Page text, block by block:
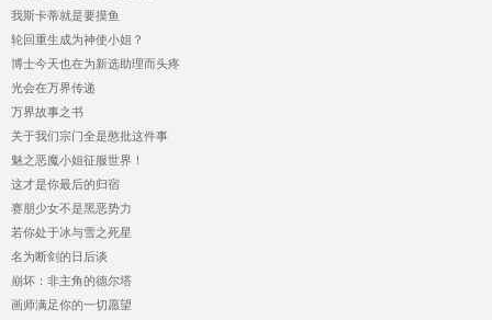
我斯卡蒂就是要摸鱼
轮回重生成为神使小姐？
博士今天也在为新选助理而头疼
光会在万界传递
万界故事之书
关于我们宗门全是憨批这件事
魅之恶魔小姐征服世界！
这才是你最后的归宿
赛朋少女不是黑恶势力
若你处于冰与雪之死星
名为断剑的日后谈
崩坏：非主角的德尔塔
画师满足你的一切愿望